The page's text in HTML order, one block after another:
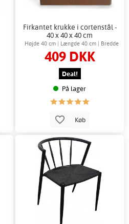
Firkantet krukke i cortenstål -
40 x 40 x 40 cm
Højde 40 cm | Længde 40 cm | Bredde
40 cm
409 DKK
Deal!
På lager
Køb